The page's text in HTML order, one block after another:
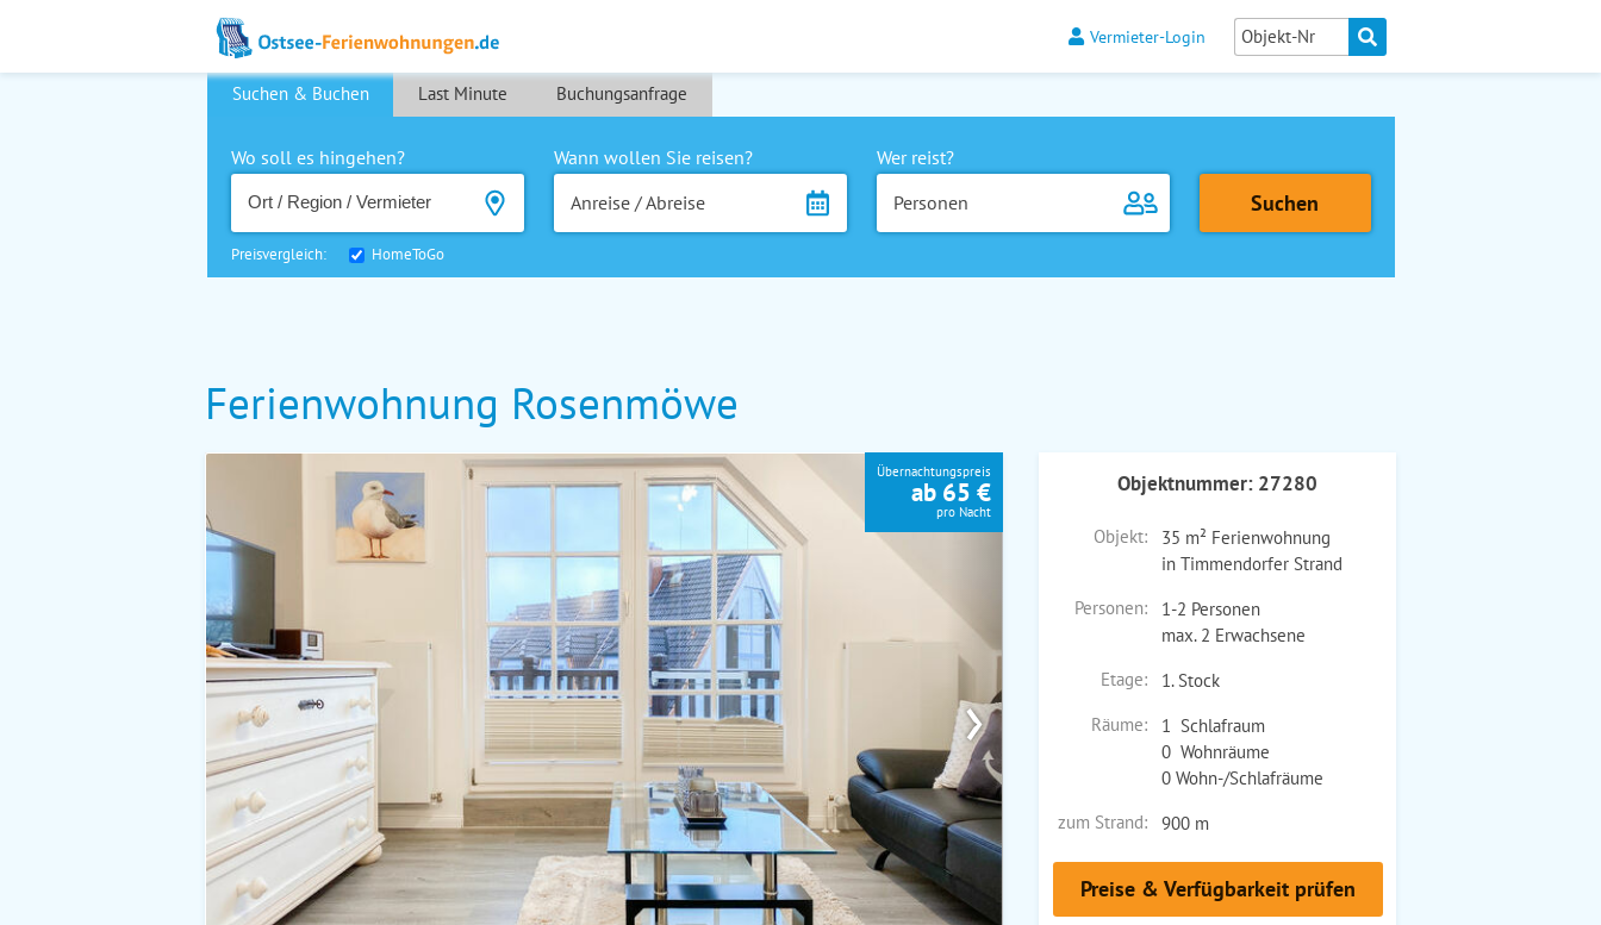
Vermieter-Login
Suchen & Buchen Last Minute Buchungsanfrage
Wo soll es hingehen?
Wann wollen Sie reisen?
Anreise / Abreise
Wer reist?
Personen
Preisvergleich: HomeToGo
Ferienwohnung Rosenmöwe
›
Übernachtungspreis
ab 65 €
pro Nacht
Objektnummer: 27280
Objekt:
35 m² Ferienwohnung
in Timmendorfer Strand
Personen:
1-2 Personen
max. 2 Erwachsene
Etage:
1. Stock
Räume:
1 Schlafraum
0 Wohnräume
0 Wohn-/Schlafräume
zum Strand:
900 m
Preise & Verfügbarkeit prüfen